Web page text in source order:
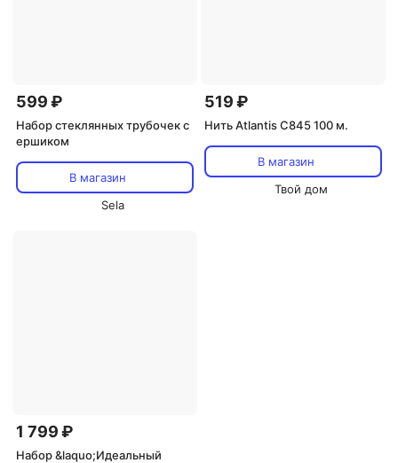
599 ₽
Набор стеклянных трубочек с
ершиком
В магазин
Sela
519 ₽
Нить Atlantis C845 100 м.
В магазин
Твой дом
1 799 ₽
Набор &laquo;Идеальный